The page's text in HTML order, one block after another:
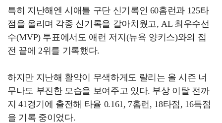
특히 지난해엔 시애틀 구단 신기록인 60홈런과 125타
점을 올리며 각종 신기록을 갈아치웠고, AL 최우수선
수(MVP) 투표에서도 애런 저지(뉴욕 양키스)와의 접
전 끝에 2위를 기록했다.
하지만 지난해 활약이 무색하게도 랄리는 올 시즌 너
무나도 부진한 모습을 보여주고 있다. 부상 이탈 전까
지 41경기에 출전해 타율 0.161, 7홈런, 18타점, 16득점
을 기록 중이었다.